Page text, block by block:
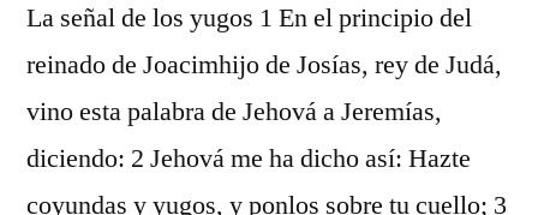
La señal de los yugos 1 En el principio del
reinado de Joacimhijo de Josías, rey de Judá,
vino esta palabra de Jehová a Jeremías,
diciendo: 2 Jehová me ha dicho así: Hazte
coyundas y yugos, y ponlos sobre tu cuello; 3